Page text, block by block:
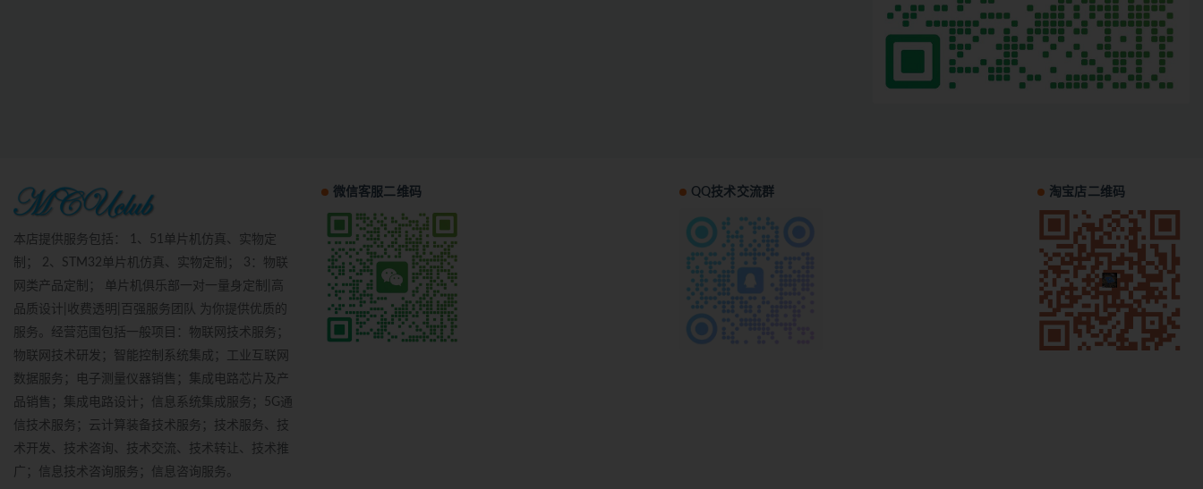
本店提供服务包括： 1、51单片机仿真、实物定
制； 2、STM32单片机仿真、实物定制； 3：物联
网类产品定制； 单片机俱乐部一对一量身定制|高
品质设计|收费透明|百强服务团队 为你提供优质的
服务。经营范围包括一般项目：物联网技术服务；
物联网技术研发；智能控制系统集成；工业互联网
数据服务；电子测量仪器销售；集成电路芯片及产
品销售；集成电路设计；信息系统集成服务；5G通
信技术服务；云计算装备技术服务；技术服务、技
术开发、技术咨询、技术交流、技术转让、技术推
广；信息技术咨询服务；信息咨询服务。
微信客服二维码 QQ技术交流群 淘宝店二维码